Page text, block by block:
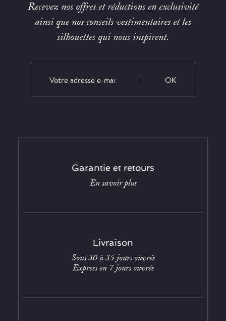
Recevez nos offres et réductions en exclusivité
ainsi que nos conseils vestimentaires et les
silhouettes qui nous inspirent.
OK
Garantie et retours
En savoir plus
Livraison
Sous 30 à 35 jours ouvrés
Express en 7 jours ouvrés